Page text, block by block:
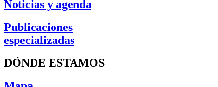
Noticias y agenda
Publicaciones
especializadas
DÓNDE ESTAMOS